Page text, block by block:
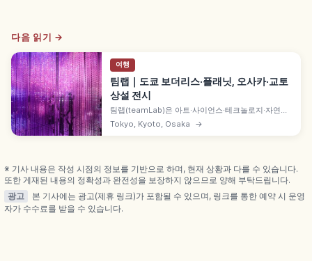
다음 읽기 →
여행
팀랩｜도쿄 보더리스·플래닛, 오사카·교토
상설 전시
팀랩(teamLab)은 아트·사이언스·테크놀로지·자연계
의 교차점을 탐구하는 국제 아트 컬렉티브로, 일본 국
내 상설 시설은 도쿄 보더리스(아자부다이)·플래닛(도
Tokyo, Kyoto, Osaka →
※ 기사 내용은 작성 시점의 정보를 기반으로 하며, 현재 상황과 다를 수 있습니다.
또한 게재된 내용의 정확성과 완전성을 보장하지 않으므로 양해 부탁드립니다.
광고
본 기사에는 광고(제휴 링크)가 포함될 수 있으며, 링크를 통한 예약 시 운영
자가 수수료를 받을 수 있습니다.